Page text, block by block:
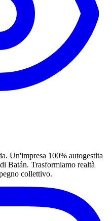
Un'impresa 100% autogestita
Batán. Trasformiamo realtà
collettivo.